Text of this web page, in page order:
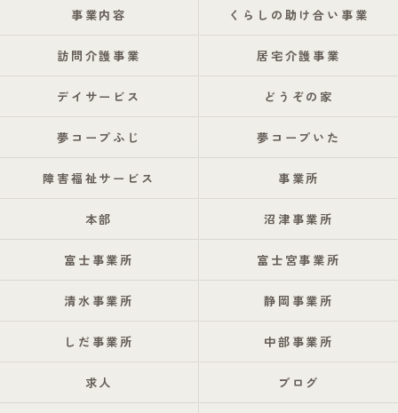
事業内容 くらしの助け合い事業
訪問介護事業 居宅介護事業
デイサービス どうぞの家
夢コープふじ 夢コープいた
障害福祉サービス 事業所
本部 沼津事業所
富士事業所 富士宮事業所
清水事業所 静岡事業所
しだ事業所 中部事業所
求人 ブログ